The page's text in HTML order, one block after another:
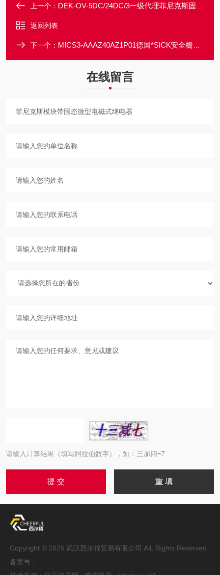
上一个： DEK-OV-5DC/24DC/3一级代理菲尼克斯固态继电器端子现货
返回列表
下一个： MICS3-AAAZ40AZ1P01德国*SICK安全栅激光扫描仪价格好
在线留言
请输入计算结果（填写阿拉伯数字），如：三加四=7
Copyright © 2026 武汉西尔福贸易有限公司 AlL Rights Reserved
备案号：